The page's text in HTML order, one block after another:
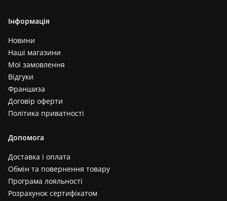
Інформація
Новини
Наші магазини
Мої замовлення
Відгуки
Франшиза
Договір оферти
Політика приватності
Допомога
Доставка і оплата
Обмін та повернення товару
Програма лояльності
Розрахунок сертифікатом